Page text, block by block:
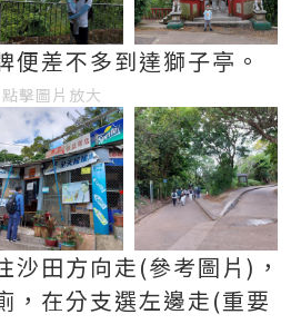
便差不多到達獅子亭。
點擊圖片放大
沙田方向走(參考圖片)，
，在分支選左邊走(重要